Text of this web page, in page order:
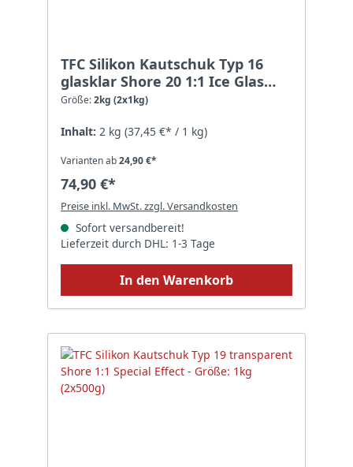
TFC Silikon Kautschuk Typ 16
glasklar Shore 20 1:1 Ice Glas
Special Effect - Größe: 2kg
Größe:2kg (2x1kg)
Inhalt: 2 kg (37,45 €* / 1 kg)
Varianten ab24,90 €*
74,90 €*
Preise inkl. MwSt. zzgl. Versandkosten
Sofort versandbereit!
Lieferzeit durch DHL: 1-3 Tage
In den Warenkorb